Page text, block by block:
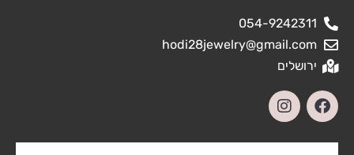
054-9242311
hodi28jewelry@gmail.com
ירושלים
F
a
e
I
n
t